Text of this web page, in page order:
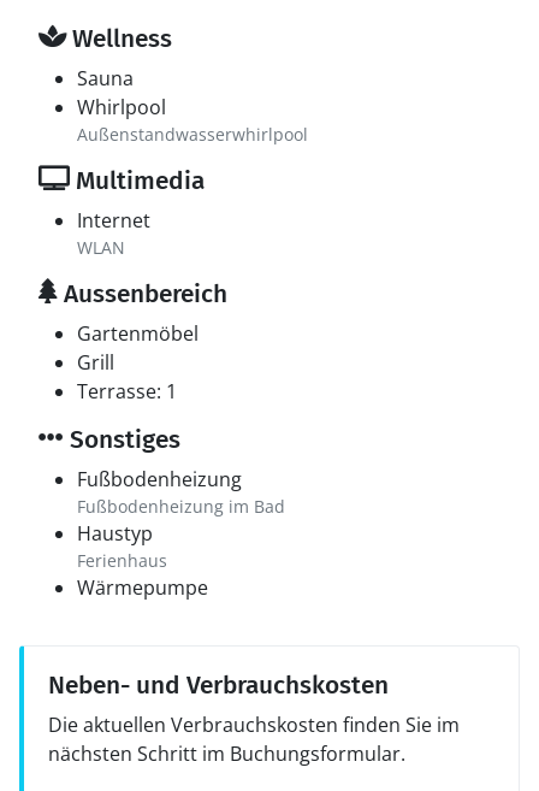
Wellness
Sauna
Whirlpool
Außenstandwasserwhirlpool
Multimedia
Internet
WLAN
Aussenbereich
Gartenmöbel
Grill
Terrasse: 1
Sonstiges
Fußbodenheizung
Fußbodenheizung im Bad
Haustyp
Ferienhaus
Wärmepumpe
Neben- und Verbrauchskosten
Die aktuellen Verbrauchskosten finden Sie im
nächsten Schritt im Buchungsformular.